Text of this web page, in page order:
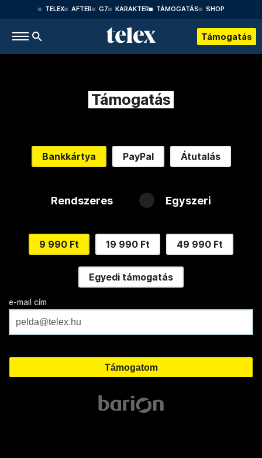
TELEX AFTER G7 KARAKTER TÁMOGATÁS SHOP
Támogatás
Támogatás
Bankkártya PayPal Átutalás
Rendszeres Egyszeri
9 990 Ft 19 990 Ft 49 990 Ft
Egyedi támogatás
e-mail cím